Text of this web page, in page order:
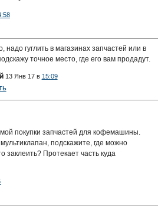
надо гуглить в магазинах запчастей или в
точное место, где его вам продадут.
13 Янв 17 в 15:09
покупки запчастей для кофемашины.
подскажите, где можно
заклеить? Протекает часть куда